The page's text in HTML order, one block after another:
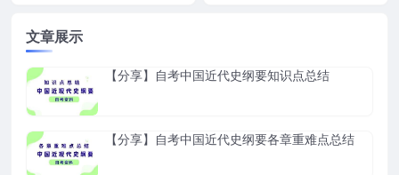
文章展示
【分享】自考中国近代史纲要知识点总结
【分享】自考中国近代史纲要各章重难点总结